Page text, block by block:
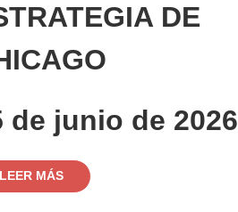
DE
de junio de 2026
LEER MÁS